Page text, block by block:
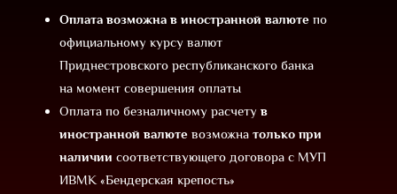
Оплата возможна в иностранной валютепо
официальному курсу валют
Приднестровского республиканского банка
на момент совершения оплаты
Оплата по безналичному расчету в
иностранной валюте возможна только при
наличии соответствующего договора с МУП
ИВМК «Бендерская крепость»